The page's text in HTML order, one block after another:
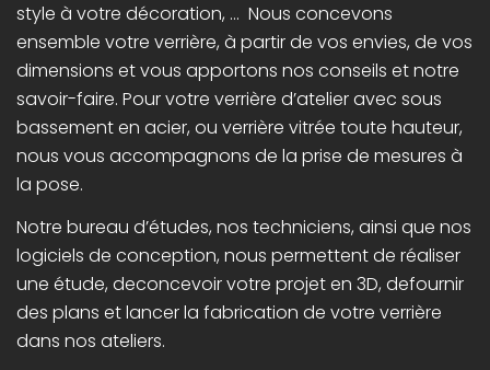
style à votre décoration, … Nous concevons
ensemble votre verrière, à partir de vos envies, de vos
dimensions et vous apportons nos conseils et notre
savoir-faire. Pour votre verrière d’atelier avec sous
bassement en acier, ou verrière vitrée toute hauteur,
nous vous accompagnons de la prise de mesures à
la pose.
Notre bureau d’études, nos techniciens, ainsi que nos
logiciels de conception, nous permettent de réaliser
une étude, deconcevoir votre projet en 3D, defournir
des plans et lancer la fabrication de votre verrière
dans nos ateliers.